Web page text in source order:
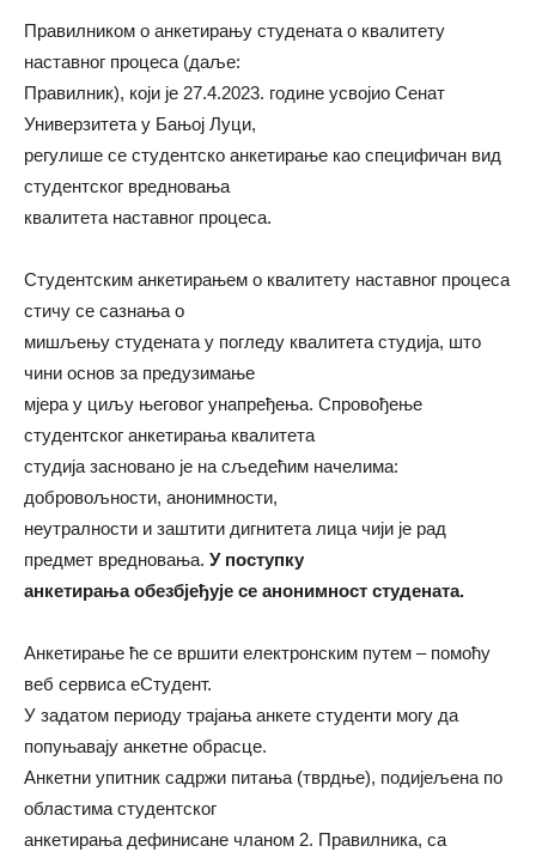
Правилником о анкетирању студената о квалитету
наставног процеса (даље:
Правилник), који је 27.4.2023. године усвојио Сенат
Универзитета у Бањој Луци,
регулише се студентско анкетирање као специфичан вид
студентског вредновања
квалитета наставног процеса.
Студентским анкетирањем о квалитету наставног процеса
стичу се сазнања о
мишљењу студената у погледу квалитета студија, што
чини основ за предузимање
мјера у циљу његовог унапређења. Спровођење
студентског анкетирања квалитета
студија засновано је на сљедећим начелима:
добровољности, анонимности,
неутралности и заштити дигнитета лица чији је рад
предмет вредновања. У поступку
анкетирања обезбјеђује се анонимност студената.
Анкетирање ће се вршити електронским путем – помоћу
веб сервиса еСтудент.
У задатом периоду трајања анкете студенти могу да
попуњавају анкетне обрасце.
Анкетни упитник садржи питања (тврдње), подијељена по
областима студентског
анкетирања дефинисане чланом 2. Правилника, са